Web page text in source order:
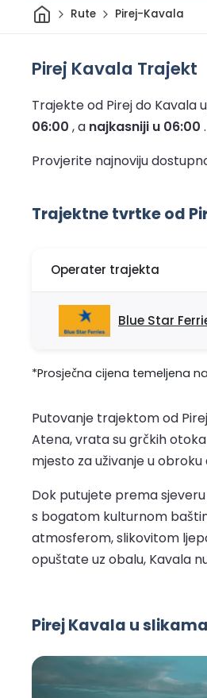
DomRute Pirej-Kavala
Pirej Kavala Trajekt
Trajekte od Pirej do Kavala
06:00 , a najkasniji u 06:00 .
Provjerite najnoviju
Trajektne tvrtke od
Operater trajekta
Blue Star
*Prosječna cijena temeljena
Putovanje trajektom od
Atena, vrata su grčkih
mjesto za uživanje u
Dok putujete prema
s bogatom kulturnom
atmosferom, slikovitom
opuštate uz obalu, Kavala
Pirej Kavala u slikama